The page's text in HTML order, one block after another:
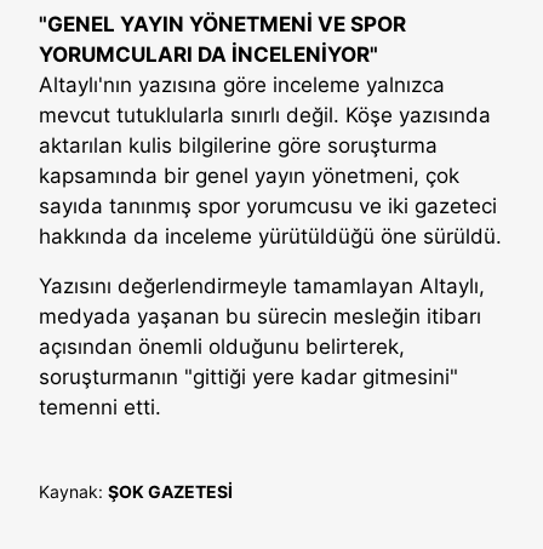
"GENEL YAYIN YÖNETMENİ VE SPOR
YORUMCULARI DA İNCELENİYOR"
Altaylı'nın yazısına göre inceleme yalnızca
mevcut tutuklularla sınırlı değil. Köşe yazısında
aktarılan kulis bilgilerine göre soruşturma
kapsamında bir genel yayın yönetmeni, çok
sayıda tanınmış spor yorumcusu ve iki gazeteci
hakkında da inceleme yürütüldüğü öne sürüldü.
Yazısını değerlendirmeyle tamamlayan Altaylı,
medyada yaşanan bu sürecin mesleğin itibarı
açısından önemli olduğunu belirterek,
soruşturmanın "gittiği yere kadar gitmesini"
temenni etti.
Kaynak: ŞOK GAZETESİ